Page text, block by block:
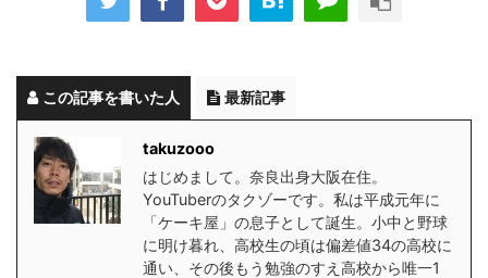
この記事を書いた人 最新記事
takuzooo
はじめまして。奈良出身大阪在住。
YouTuberのタクゾーです。私は平成元年に
「ケーキ屋」の息子として誕生。小中と野球
に明け暮れ、高校生の頃は偏差値34の高校に
通い、その後もう勉強のすえ高校から唯一1